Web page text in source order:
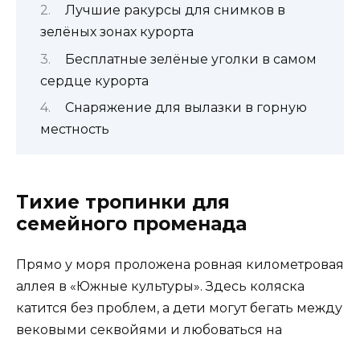
Лучшие ракурсы для снимков в
зелёных зонах курорта
Бесплатные зелёные уголки в самом
сердце курорта
Снаряжение для вылазки в горную
местность
Тихие тропинки для
семейного променада
Прямо у моря проложена ровная километровая
аллея в «Южные культуры». Здесь коляска
катится без проблем, а дети могут бегать между
вековыми секвойями и любоваться на